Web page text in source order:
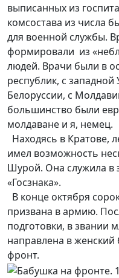
выписанных из
комсостава из числа
для военной службы.
формировали из
людей. Врачи были в
республик, с
Белоруссии, с
большинство были
молдаване и я, немец.
Находясь в Кратове,
имел возможность
Шурой. Она служила в
«Госзнака».
В конце октября
призвана в армию.
подготовки, в звании
направлена в женский
фронт.